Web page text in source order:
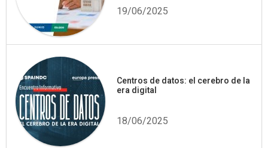
19/06/2025
Centros de datos: el cerebro de la
era digital
18/06/2025